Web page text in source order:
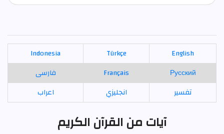
English
Türkçe
Indonesia
Русский
Français
فارسی
تفسير
انجليزي اعراب
آيات من القرآن الكريم